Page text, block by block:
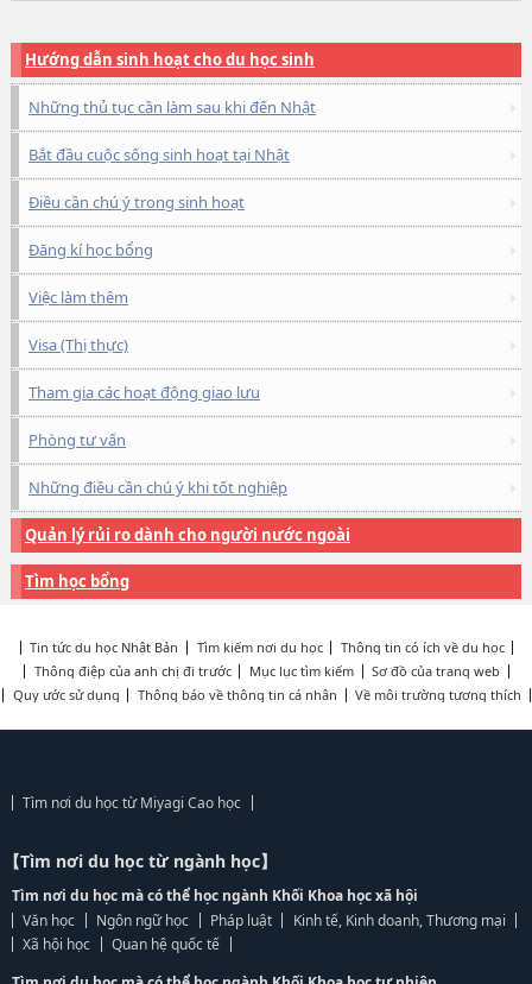
Hướng dẫn sinh hoạt cho du học sinh
Những thủ tục cần làm sau khi đến Nhật
Bắt đầu cuộc sống sinh hoạt tại Nhật
Điều cần chú ý trong sinh hoạt
Đăng kí học bổng
Việc làm thêm
Visa (Thị thực)
Tham gia các hoạt động giao lưu
Phòng tư vấn
Những điều cần chú ý khi tốt nghiệp
Quản lý rủi ro dành cho người nước ngoài
Tìm học bổng
Tin tức du học Nhật Bản Tìm kiếm nơi du học
Thông tin có ích về du học
Thông điệp của anh chị đi trước
Mục lục tìm kiếm
Sơ đồ của trang web
Quy ước sử dụng
Thông báo về thông tin cá nhân Về môi trường tương thích
Tìm nơi du học từ Miyagi Cao học
【Tìm nơi du học từ ngành học】
Tìm nơi du học mà có thể học ngành Khối Khoa học xã hội
Văn học
Ngôn ngữ học Pháp luật
Kinh tế, Kinh doanh, Thương mại
Xã hội học
Quan hệ quốc tế